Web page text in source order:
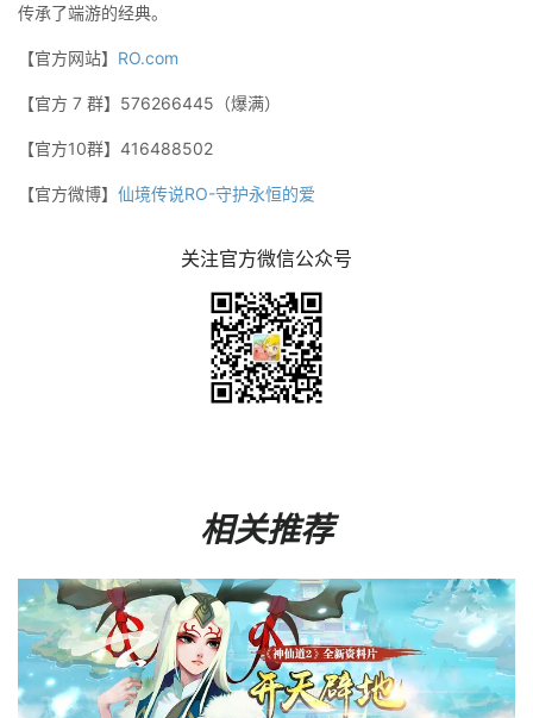
传承了端游的经典。
【官方网站】 RO.com
【官方 7 群】576266445（爆满）
【官方10群】416488502
【官方微博】 仙境传说RO-守护永恒的爱
关注官方微信公众号
相关推荐